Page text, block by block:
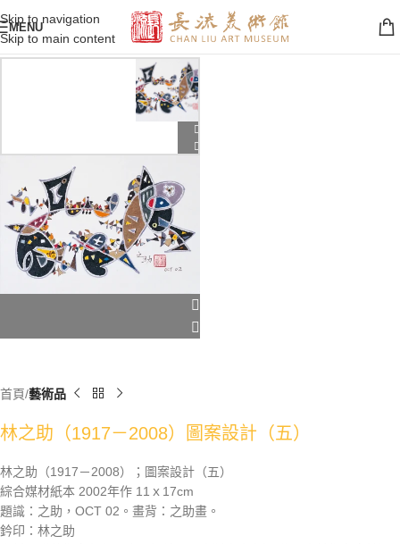
Skip to navigation
Skip to main content
MENU
首頁 藝術品
林之助（1917－2008）圖案設計（五）
林之助（1917－2008）；圖案設計（五）
綜合媒材紙本 2002年作 11ｘ17cm
題識：之助，OCT 02。畫背：之助畫。
鈐印：林之助